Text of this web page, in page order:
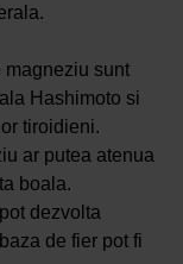
magneziu sunt
Hashimoto si
tiroidieni.
ar putea atenua
boala.
dezvolta
de fier pot fi